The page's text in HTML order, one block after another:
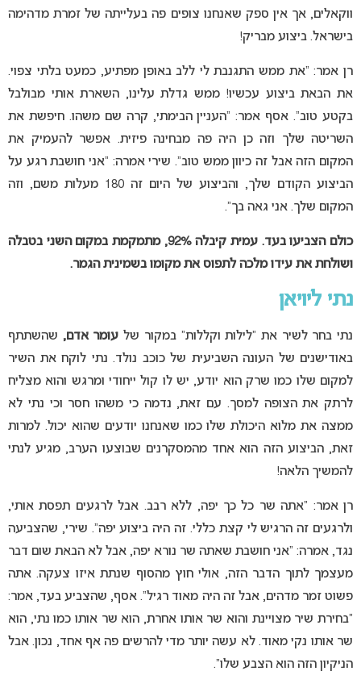
ווקאלים, אך אין ספק שאנחנו צופים פה בעלייתה של זמרת מדהימה
בישראל. ביצוע מבריק!
רן אמר: “את ממש התגנבת לי ללב באופן מפתיע, כמעט בלתי צפוי.
את הבאת ביצוע עכשיו! ממש גדלת עלינו, השארת אותי מבולבל
בקטע טוב”. אסף אמר: “העניין הבימתי, קרה שם משהו. חיפשת את
השריטה שלך וזה כן היה פה מבחינה פיזית. אפשר להעמיק את
המקום הזה אבל זה כיוון ממש טוב”. שירי אמרה: “אני חושבת רגע על
הביצוע הקודם שלך, והביצוע של היום זה 180 מעלות משם, וזה
המקום שלך. אני גאה בך”.
כולם הצביעו בעד. עמית קיבלה 92%, מתמקמת במקום השני בטבלה
ושולחת את עידו מלכה לתפוס את מקומו בשמינית הגמר.
נתי ליויאן
נתי בחר לשיר את “לילות וקללות” במקור של עומר אדם, שהשתתף
באודישנים של העונה השביעית של כוכב נולד. נתי לוקח את השיר
למקום שלו כמו שרק הוא יודע, יש לו קול ייחודי ומרגש והוא מצליח
לרתק את הצופה למסך. עם זאת, נדמה כי משהו חסר וכי נתי לא
ממצה את מלוא היכולת שלו כמו שאנחנו יודעים שהוא יכול. למרות
זאת, הביצוע הזה הוא אחד מהמסקרנים שבוצעו הערב, מגיע לנתי
להמשיך הלאה!
רן אמר: “אתה שר כל כך יפה, ללא רבב. אבל לרגעים תפסת אותי,
ולרגעים זה הרגיש לי קצת כללי. זה היה ביצוע יפה”. שירי, שהצביעה
נגד, אמרה: “אני חושבת שאתה שר נורא יפה, אבל לא הבאת שום דבר
מעצמך לתוך הדבר הזה, אולי חוץ מהסוף שנתת איזו צעקה. אתה
פשוט זמר מדהים, אבל זה היה מאוד רגיל”. אסף, שהצביע בעד, אמר:
“בחירת שיר מצויינת והוא שר אותו אחרת, הוא שר אותו כמו נתי, הוא
שר אותו נקי מאוד. לא עשה יותר מדי להרשים פה אף אחד, נכון. אבל
הניקיון הזה הוא הצבע שלו”.